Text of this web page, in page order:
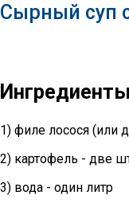
Сырный суп
Ингредиенты
1) филе лосося (или
2) картофель - две
3) вода - один литр